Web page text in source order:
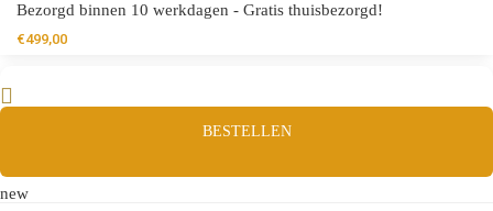
Bezorgd binnen 10 werkdagen - Gratis thuisbezorgd!
€499,00
BESTELLEN
new